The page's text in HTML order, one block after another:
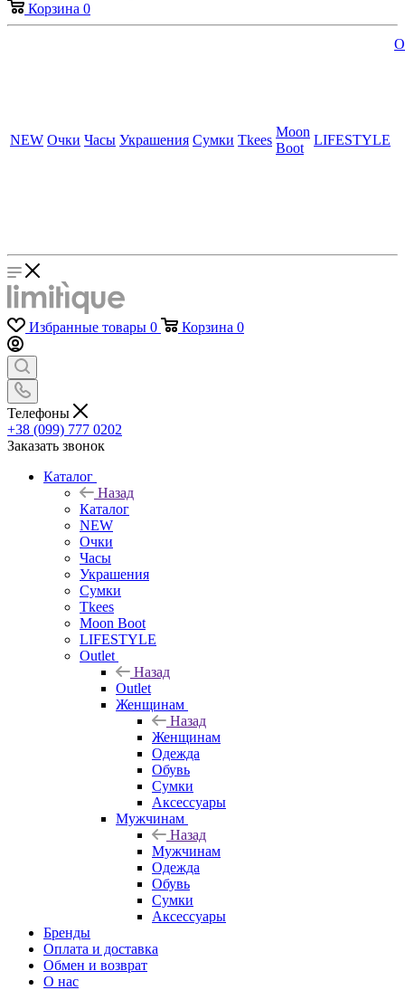
Корзина 0
NEW Очки Часы Украшения Сумки Tkees
Moon
Boot
LIFESTYLE
Избранные товары 0 Корзина 0
Телефоны
+38 (099) 777 0202
Заказать звонок
Каталог
Назад
Каталог
NEW
Очки
Часы
Украшения
Сумки
Tkees
Moon Boot
LIFESTYLE
Outlet
Назад
Outlet
Женщинам
Назад
Женщинам
Одежда
Обувь
Сумки
Аксессуары
Мужчинам
Назад
Мужчинам
Одежда
Обувь
Сумки
Аксессуары
Бренды
Оплата и доставка
Обмен и возврат
О нас